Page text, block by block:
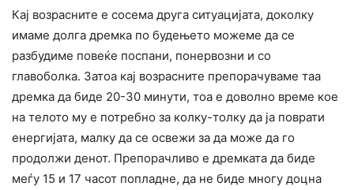
Кај возрасните е сосема друга ситуацијата, доколку
имаме долга дремка по будењето можеме да се
разбудиме повеќе поспани, понервозни и со
главоболка. Затоа кај возрасните препорачуваме таа
дремка да биде 20-30 минути, тоа е доволно време кое
на телото му е потребно за колку-толку да ја поврати
енергијата, малку да се освежи за да може да го
продолжи денот. Препорачливо е дремката да биде
меѓу 15 и 17 часот попладне, да не биде многу доцна